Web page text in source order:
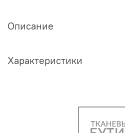
Описание
Характеристики